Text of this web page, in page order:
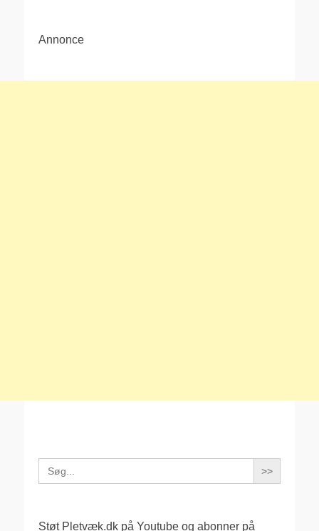
Annonce
Search
for:
Støt Pletvæk.dk på Youtube og abonner på